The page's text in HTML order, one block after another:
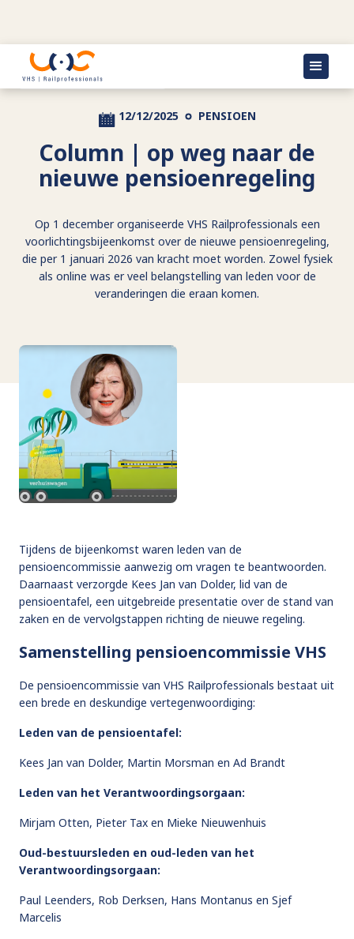
Terug naar actueel
12/12/2025 PENSIOEN
Column | op weg naar de
nieuwe pensioenregeling
Op 1 december organiseerde VHS Railprofessionals een
voorlichtingsbijeenkomst over de nieuwe pensioenregeling,
die per 1 januari 2026 van kracht moet worden. Zowel fysiek
als online was er veel belangstelling van leden voor de
veranderingen die eraan komen.
Tijdens de bijeenkomst waren leden van de
pensioencommissie aanwezig om vragen te beantwoorden.
Daarnaast verzorgde Kees Jan van Dolder, lid van de
pensioentafel, een uitgebreide presentatie over de stand van
zaken en de vervolgstappen richting de nieuwe regeling.
Samenstelling pensioencommissie VHS
De pensioencommissie van VHS Railprofessionals bestaat uit
een brede en deskundige vertegenwoordiging:
Leden van de pensioentafel:
Kees Jan van Dolder, Martin Morsman en Ad Brandt
Leden van het Verantwoordingsorgaan:
Mirjam Otten, Pieter Tax en Mieke Nieuwenhuis
Oud-bestuursleden en oud-leden van het
Verantwoordingsorgaan:
Paul Leenders, Rob Derksen, Hans Montanus en Sjef
Marcelis